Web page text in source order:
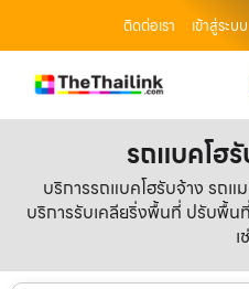
ติดต่อเรา เข้าสู่ระบบ
รถแบคโฮ
บริการรถแบคโฮรับจ้าง รถแ
บริการรับเคลียริ่งพื้นที่ ปรับพื้
เ